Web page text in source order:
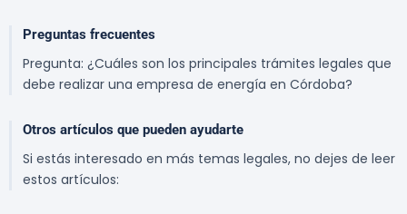
Preguntas frecuentes
Pregunta: ¿Cuáles son los principales trámites legales que
debe realizar una empresa de energía en Córdoba?
Otros artículos que pueden ayudarte
Si estás interesado en más temas legales, no dejes de leer
estos artículos: